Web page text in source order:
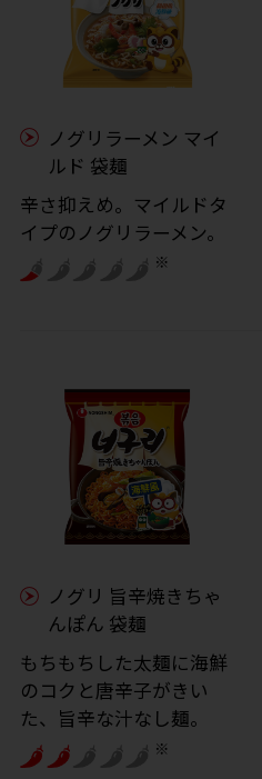
ノグリラーメン マイ
ルド 袋麺
辛さ抑えめ。マイルドタ
イプのノグリラーメン。
※
ノグリ 旨辛焼きちゃ
んぽん 袋麺
もちもちした太麺に海鮮
のコクと唐辛子がきい
た、旨辛な汁なし麺。
※